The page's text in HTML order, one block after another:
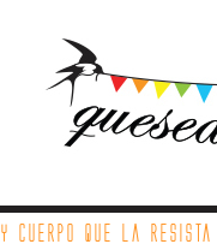
y cuerpo que la resista